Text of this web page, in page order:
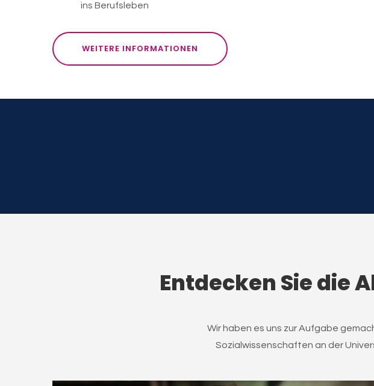
ins Berufsleben
WEITERE INFORMATIONEN
Entdecken Sie die
Wir haben es uns zur Aufgabe
Sozialwissenschaften an der